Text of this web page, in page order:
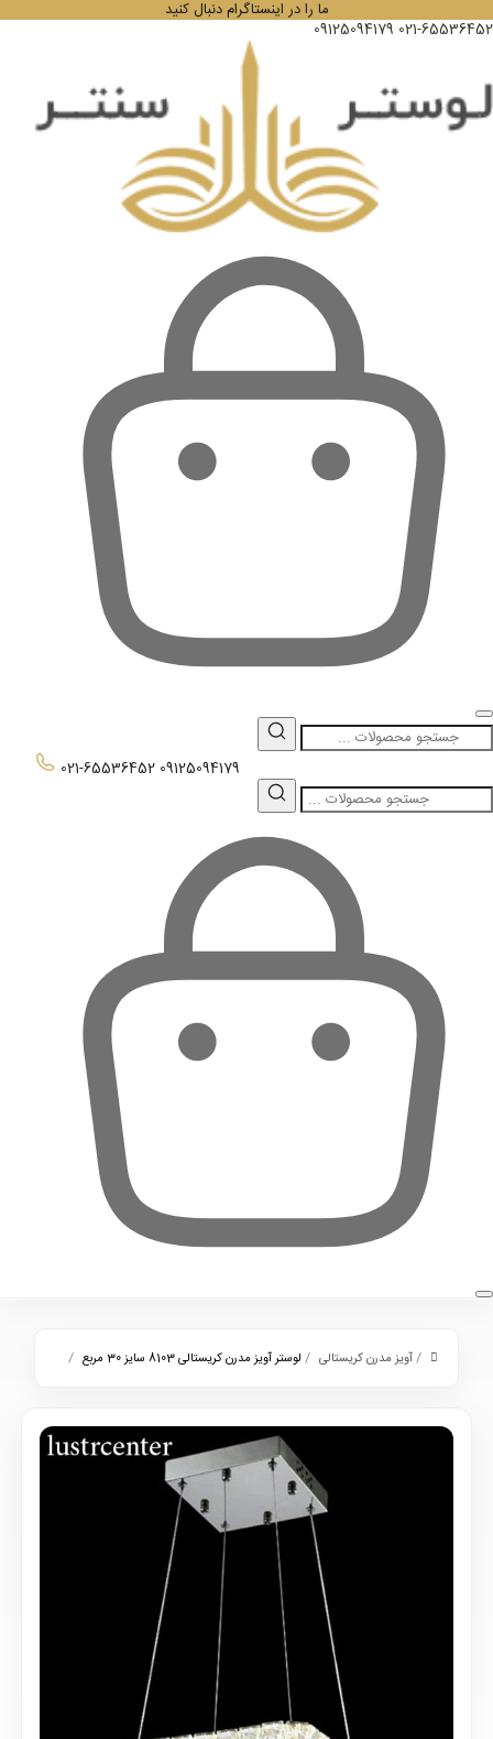
ما را در اینستاگرام دنبال کنید
021-65536452
09125094179
021-65536452 09125094179
/آویز مدرن کریستالی / لوستر آویز مدرن کریستالی 8103 سایز 30 مربع /